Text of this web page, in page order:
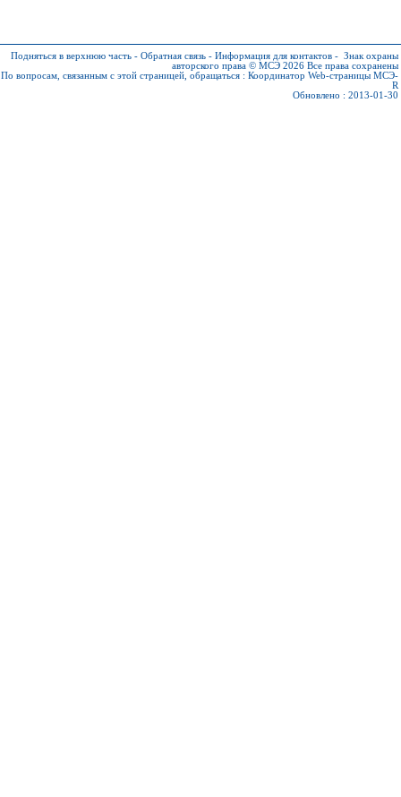
Подняться в верхнюю часть - Обратная связь - Информация для контактов - Знак охраны
авторского права © МСЭ 2026 Все права сохранены
По вопросам, связанным с этой страницей, обращаться : Координатор Web-страницы МСЭ-
R
Обновлено : 2013-01-30